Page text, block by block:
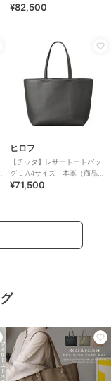
スバッグ（商品番号：P25-
¥82,500
ヒロフ
【チッタ】レザートートバッ
グ L A4サイズ 本革（商品番
号：P25‐35552）
¥71,500